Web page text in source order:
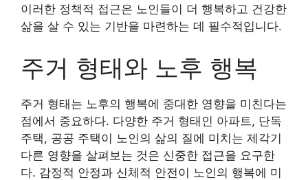
이러한 정책적 접근은 노인들이 더 행복하고 건강한
삶을 살 수 있는 기반을 마련하는 데 필수적입니다.
주거 형태와 노후 행복
주거 형태는 노후의 행복에 중대한 영향을 미친다는
점에서 중요하다. 다양한 주거 형태인 아파트, 단독
주택, 공공 주택이 노인의 삶의 질에 미치는 제각기
다른 영향을 살펴보는 것은 신중한 접근을 요구한
다. 감정적 안정과 신체적 안전이 노인의 행복에 미